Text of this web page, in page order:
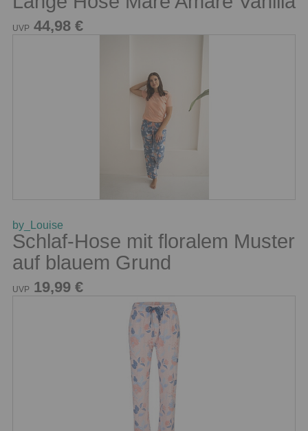
UVP 44,98 €
by_Louise
Schlaf-Hose mit floralem Muster
auf blauem Grund
UVP 19,99 €